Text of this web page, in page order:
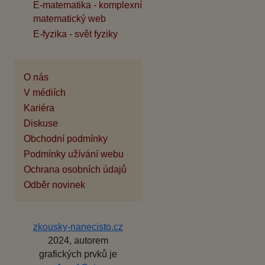
E-matematika - komplexní
matematický web
E-fyzika - svět fyziky
O nás
V médiích
Kariéra
Diskuse
Obchodní podmínky
Podmínky užívání webu
Ochrana osobních údajů
Odběr novinek
zkousky-nanecisto.cz
2024, autorem
grafických prvků je